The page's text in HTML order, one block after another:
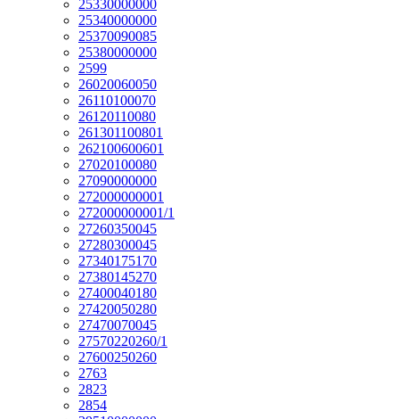
25330000000
25340000000
25370090085
25380000000
2599
26020060050
26110100070
26120110080
261301100801
262100600601
27020100080
27090000000
272000000001
272000000001/1
27260350045
27280300045
27340175170
27380145270
27400040180
27420050280
27470070045
27570220260/1
27600250260
2763
2823
2854